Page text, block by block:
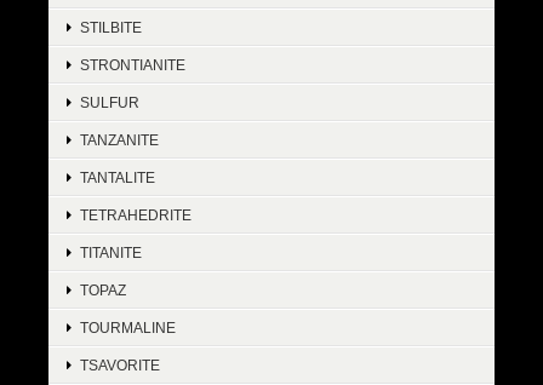
STILBITE
STRONTIANITE
SULFUR
TANZANITE
TANTALITE
TETRAHEDRITE
TITANITE
TOPAZ
TOURMALINE
TSAVORITE